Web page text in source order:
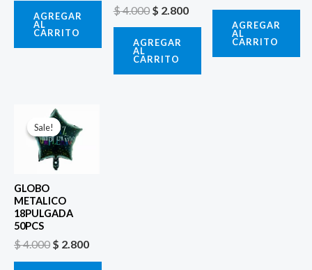
AGREGAR
AL
CARRITO
$4.000 $ 2.800
AGREGAR
AL
CARRITO
AGREGAR
AL
CARRITO
Sale!
Sale!
GLOBO
METALICO
18PULGADA
50PCS
$4.000
El
precio
original
era:
$ 4.000.
$ 2.800